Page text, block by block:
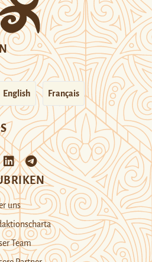
English Français
uns
Team